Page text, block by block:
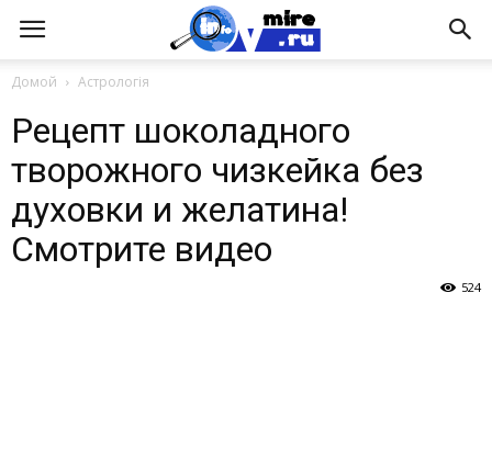
Домой Астрологія
Рецепт шоколадного
творожного чизкейка без
духовки и желатина!
Cмотрите видео
524